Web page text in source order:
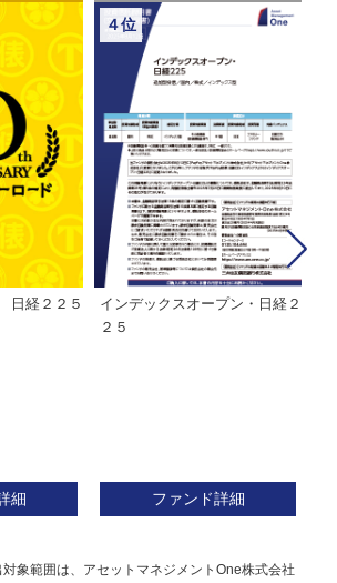
日経２２５
細
４位
インデックスオープン・日経２
２５
ファンド詳細
象範囲は、アセットマネジメントOne株式会社